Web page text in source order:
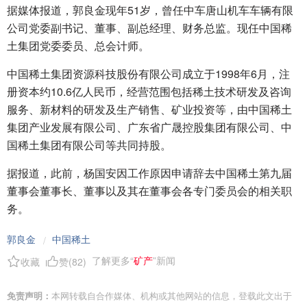
据媒体报道，郭良金现年51岁，曾任中车唐山机车车辆有限
公司党委副书记、董事、副总经理、财务总监。现任中国稀
土集团党委委员、总会计师。
中国稀土集团资源科技股份有限公司成立于1998年6月，注
册资本约10.6亿人民币，经营范围包括稀土技术研发及咨询
服务、新材料的研发及生产销售、矿业投资等，由中国稀土
集团产业发展有限公司、广东省广晟控股集团有限公司、中
国稀土集团有限公司等共同持股。
据报道，此前，杨国安因工作原因申请辞去中国稀土第九届
董事会董事长、董事以及其在董事会各专门委员会的相关职
务。
郭良金 / 中国稀土
收藏
赞(82) 了解更多“矿产”新闻
免责声明： 本网转载自合作媒体、机构或其他网站的信息，登载此文出于